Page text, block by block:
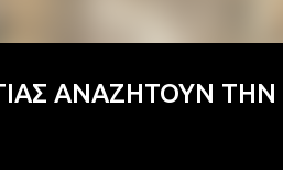
ΑΝΑΖΗΤΟΥΝ ΤΗΝ